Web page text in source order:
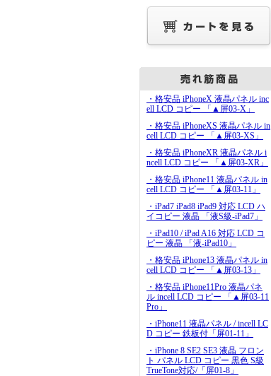
・格安品 iPhoneX 液晶パネル inc
ell LCD コピー 「▲屏03-X」
・格安品 iPhoneXS 液晶パネル in
cell LCD コピー 「▲屏03-XS」
・格安品 iPhoneXR 液晶パネル i
ncell LCD コピー 「▲屏03-XR」
・格安品 iPhone11 液晶パネル in
cell LCD コピー 「▲屏03-11」
・iPad7 iPad8 iPad9 対応 LCD ハ
イコピー 液晶 「液S級-iPad7」
・iPad10 / iPad A16 対応 LCD コ
ピー 液晶 「液-iPad10」
・格安品 iPhone13 液晶パネル in
cell LCD コピー 「▲屏03-13」
・格安品 iPhone11Pro 液晶パネ
ル incell LCD コピー 「▲屏03-11
Pro」
・iPhone11 液晶パネル / incell LC
D コピー 鉄板付「屏01-11」
・iPhone 8 SE2 SE3 液晶 フロン
ト パネル LCD コピー 黒色 S級
TrueTone対応/「屏01-8」